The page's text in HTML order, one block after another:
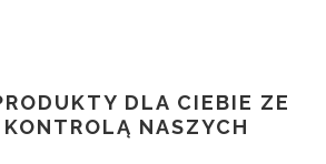
DLA CIEBIE ZE
NASZYCH